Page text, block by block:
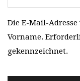
Die E-Mail-
Vorname.
gekennzeichnet.